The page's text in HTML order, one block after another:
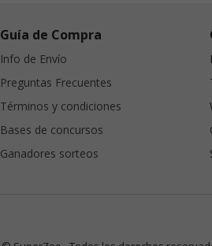
Guía de Compra
Info de Envío
Preguntas Frecuentes
Términos y condiciones
Bases de concursos
Ganadores sorteos